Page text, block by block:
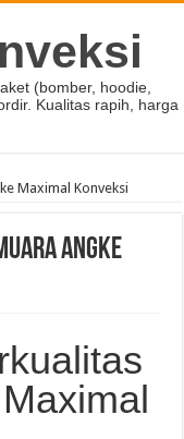
(bomber, hoodie,
Kualitas rapih, harga
Maximal Konveksi
Angke